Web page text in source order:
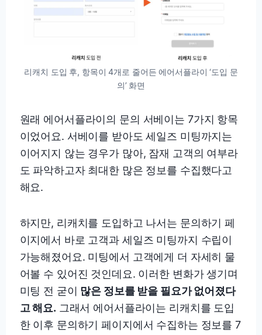
리캐치 도입 후, 항목이 4개로 줄어든 에어서플라이 ‘도입 문
의’ 화면
원래 에어서플라이의 문의 서베이는 7가지 항목
이었어요. 서베이를 받아도 세일즈 미팅까지는
이어지지 않는 경우가 많아, 잠재 고객의 여부라
도 파악하고자 최대한 많은 정보를 수집했다고
해요.
하지만, 리캐치를 도입하고 나서는 문의하기 페
이지에서 바로 고객과 세일즈 미팅까지 수립이
가능해졌어요. 미팅에서 고객에게 더 자세히 물
어볼 수 있어진 것인데요. 이러한 변화가 생기며
미팅 전 굳이 많은 정보를 받을 필요가 없어졌다
고 해요. 그래서 에어서플라이는 리캐치를 도입
한 이후 문의하기 페이지에서 수집하는 정보를 7